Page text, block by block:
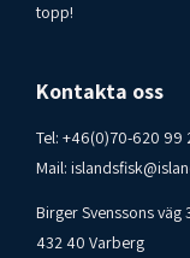
topp!
Kontakta oss
Tel: +46(0)70-620 99
Mail:
Birger Svenssons väg
432 40 Varberg